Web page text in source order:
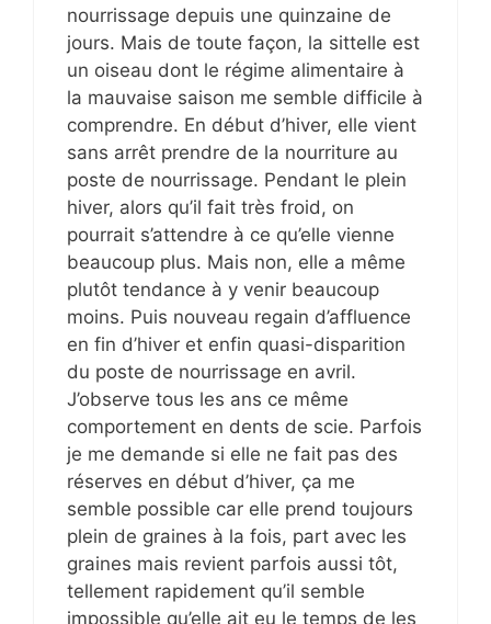
nourrissage depuis une quinzaine de
jours. Mais de toute façon, la sittelle est
un oiseau dont le régime alimentaire à
la mauvaise saison me semble difficile à
comprendre. En début d’hiver, elle vient
sans arrêt prendre de la nourriture au
poste de nourrissage. Pendant le plein
hiver, alors qu’il fait très froid, on
pourrait s’attendre à ce qu’elle vienne
beaucoup plus. Mais non, elle a même
plutôt tendance à y venir beaucoup
moins. Puis nouveau regain d’affluence
en fin d’hiver et enfin quasi-disparition
du poste de nourrissage en avril.
J’observe tous les ans ce même
comportement en dents de scie. Parfois
je me demande si elle ne fait pas des
réserves en début d’hiver, ça me
semble possible car elle prend toujours
plein de graines à la fois, part avec les
graines mais revient parfois aussi tôt,
tellement rapidement qu’il semble
impossible qu’elle ait eu le temps de les